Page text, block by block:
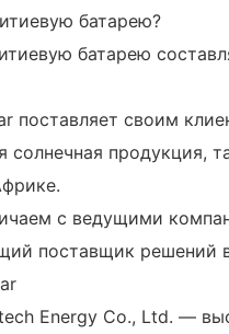
батарею?
батарею
поставляет своим
солнечная продукция,
с ведущими
поставщик решений
Energy Co., Ltd. —